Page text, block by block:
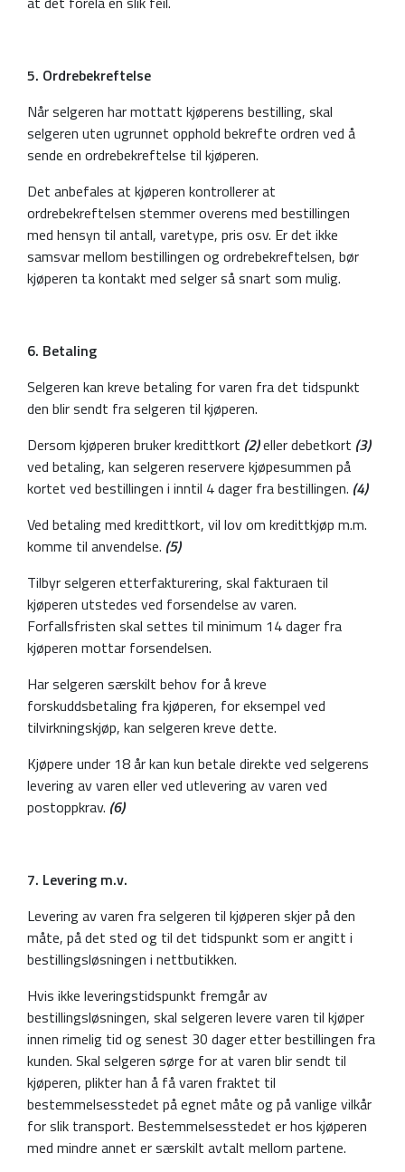
5. Ordrebekreftelse
Når selgeren har mottatt kjøperens bestilling, skal
selgeren uten ugrunnet opphold bekrefte ordren ved å
sende en ordrebekreftelse til kjøperen.
Det anbefales at kjøperen kontrollerer at
ordrebekreftelsen stemmer overens med bestillingen
med hensyn til antall, varetype, pris osv. Er det ikke
samsvar mellom bestillingen og ordrebekreftelsen, bør
kjøperen ta kontakt med selger så snart som mulig.
6. Betaling
Selgeren kan kreve betaling for varen fra det tidspunkt
den blir sendt fra selgeren til kjøperen.
Dersom kjøperen bruker kredittkort (2)eller debetkort (3)
ved betaling, kan selgeren reservere kjøpesummen på
kortet ved bestillingen i inntil 4 dager fra bestillingen. (4)
Ved betaling med kredittkort, vil lov om kredittkjøp m.m.
komme til anvendelse. (5)
Tilbyr selgeren etterfakturering, skal fakturaen til
kjøperen utstedes ved forsendelse av varen.
Forfallsfristen skal settes til minimum 14 dager fra
kjøperen mottar forsendelsen.
Har selgeren særskilt behov for å kreve
forskuddsbetaling fra kjøperen, for eksempel ved
tilvirkningskjøp, kan selgeren kreve dette.
Kjøpere under 18 år kan kun betale direkte ved selgerens
levering av varen eller ved utlevering av varen ved
postoppkrav. (6)
7. Levering m.v.
Levering av varen fra selgeren til kjøperen skjer på den
måte, på det sted og til det tidspunkt som er angitt i
bestillingsløsningen i nettbutikken.
Hvis ikke leveringstidspunkt fremgår av
bestillingsløsningen, skal selgeren levere varen til kjøper
innen rimelig tid og senest 30 dager etter bestillingen fra
kunden. Skal selgeren sørge for at varen blir sendt til
kjøperen, plikter han å få varen fraktet til
bestemmelsesstedet på egnet måte og på vanlige vilkår
for slik transport. Bestemmelsesstedet er hos kjøperen
med mindre annet er særskilt avtalt mellom partene.